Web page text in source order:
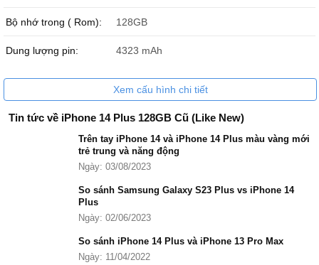
Các phiên bản màu của Phone 14 Plus cũ tại Đức Huy Mobile.
Đánh giá iPhone 14 Plus cũ
Ở thời điểm hiện tại,iPhone 14 Plus
Bộ nhớ trong ( Rom): 128GB
Dung lượng pin: 4323 mAh
Xem cấu hình chi tiết
Tin tức về iPhone 14 Plus 128GB Cũ (Like New)
Trên tay iPhone 14 và iPhone 14 Plus màu vàng mới
trẻ trung và năng động
Ngày: 03/08/2023
So sánh Samsung Galaxy S23 Plus vs iPhone 14
Plus
Ngày: 02/06/2023
So sánh iPhone 14 Plus và iPhone 13 Pro Max
Ngày: 11/04/2022